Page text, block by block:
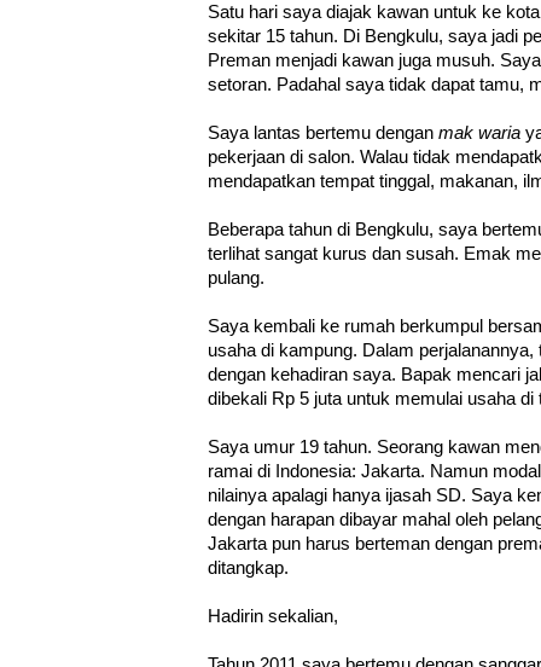
Satu hari saya diajak kawan untuk ke
sekitar 15 tahun. Di Bengkulu, saya jadi
Preman menjadi kawan juga musuh.
setoran. Padahal saya tidak dapat tamu,
Saya lantas bertemu dengan mak waria
pekerjaan di salon. Walau tidak
mendapatkan tempat tinggal, makanan,
Beberapa tahun di Bengkulu, saya
terlihat sangat kurus dan susah. Emak
pulang.
Saya kembali ke rumah berkumpul
usaha di kampung. Dalam
dengan kehadiran saya. Bapak mencari
dibekali Rp 5 juta untuk memulai usaha di
Saya umur 19 tahun. Seorang kawan
ramai di Indonesia: Jakarta. Namun
nilainya apalagi hanya ijasah SD. Saya
dengan harapan dibayar mahal oleh
Jakarta pun harus berteman dengan
ditangkap.
Hadirin sekalian,